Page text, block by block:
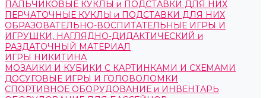
ПАЛЬЧИКОВЫЕ КУКЛЫ и ПОДСТАВКИ ДЛЯ НИХ
ПЕРЧАТОЧНЫЕ КУКЛЫ и ПОДСТАВКИ ДЛЯ НИХ
ОБРАЗОВАТЕЛЬНО-ВОСПИТАТЕЛЬНЫЕ ИГРЫ И
ИГРУШКИ, НАГЛЯДНО-ДИДАКТИЧЕСКИЙ и
РАЗДАТОЧНЫЙ МАТЕРИАЛ
ИГРЫ НИКИТИНА
МОЗАИКИ И КУБИКИ С КАРТИНКАМИ И СХЕМАМИ
ДОСУГОВЫЕ ИГРЫ И ГОЛОВОЛОМКИ
СПОРТИВНОЕ ОБОРУДОВАНИЕ и ИНВЕНТАРЬ